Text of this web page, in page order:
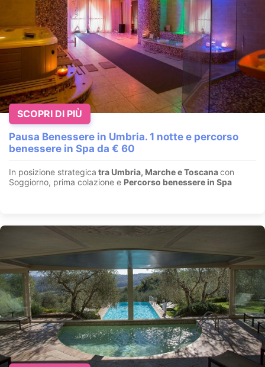
Pausa Benessere in Umbria. 1 notte e percorso
benessere in Spa da € 60
In posizione strategica tra Umbria, Marche e Toscanacon
Soggiorno, prima colazione e Percorso benessere in Spa
SCOPRI DI PIÙ